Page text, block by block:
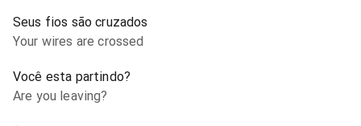
Seus fios são cruzados
Your wires are crossed
Você esta partindo?
Are you leaving?